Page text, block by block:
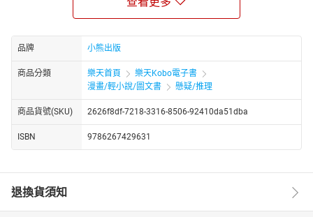
究竟誰說真話、誰說假話？
跟著故事主角一起打敗黑暗勢力，逃出生天！
★【科學偵探謎野真實】系列作者群之一「田中智章」的全新推理
小說。
★「世界謎題設計比賽」得獎作家「植松峰幸」監修。
★40則巧妙的謊言，瞬間破解大玩話術、數字、視覺的詐騙手法。
★符合108課綱跨領域、閱讀素養與媒體識讀的核心能力養成。
在詐騙和假消息充斥的世界裡，你需要識破謊言的能力！
居民看似良善，實則個個都是大騙子，從胡言亂語的小兄妹、招搖
撞騙的商人、亂敲竹槓的旅館老闆、黑心賭場的發牌員，到罔顧真
品牌 小熊出版
商品分類 樂天首頁
樂天Kobo電子書
漫畫/輕小說/圖文書
懸疑/推理
商品貨號(SKU) 2626f8df-7218-3316-8506-92410da51dba
ISBN 9786267429631
退換貨須知